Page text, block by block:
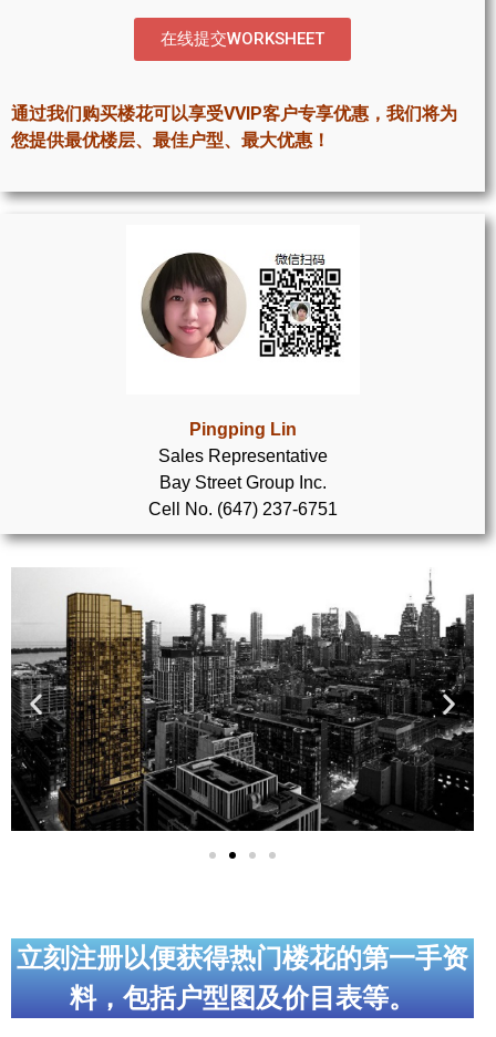
世嘉堡楼花项目
密西沙加社区介绍
密西沙加楼花项目
奥克维尔社区介绍
奥克维尔楼花项目
旺市楼花项目
实用链接
加拿大房地产网站
大多伦多教育网站
大多伦多医疗机构
加拿大银行贷款机构
大多伦多交通网络
常用查询工具
走近加拿大
为什么移民加拿大
在线提交WORKSHEET
通过我们购买楼花可以享受VVIP客户专享优惠，我们将为
您提供最优楼层、最佳户型、最大优惠！
Pingping Lin
Sales Representative
Bay Street Group Inc.
Cell No. (647) 237-6751
立刻注册以便获得热门楼花的第一手资
料，包括户型图及价目表等。